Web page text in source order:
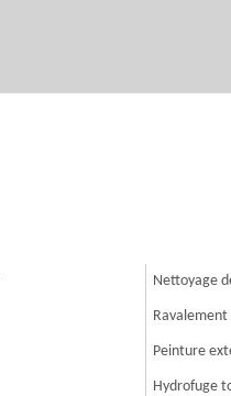
Nettoyage
Peinture
Hydrofuge